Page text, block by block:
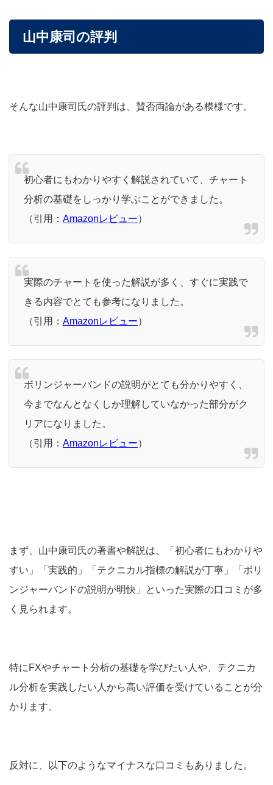
山中康司の評判
そんな山中康司氏の評判は、賛否両論がある模様です。
初心者にもわかりやすく解説されていて、チャート
分析の基礎をしっかり学ぶことができました。
（引用： Amazonレビュー）
実際のチャートを使った解説が多く、すぐに実践で
きる内容でとても参考になりました。
（引用： Amazonレビュー）
ボリンジャーバンドの説明がとても分かりやすく、
今までなんとなくしか理解していなかった部分がク
リアになりました。
（引用： Amazonレビュー）
まず、山中康司氏の著書や解説は、「初心者にもわかりや
すい」「実践的」「テクニカル指標の解説が丁寧」「ボリ
ンジャーバンドの説明が明快」といった実際の口コミが多
く見られます。
特にFXやチャート分析の基礎を学びたい人や、テクニカ
ル分析を実践したい人から高い評価を受けていることが分
かります。
反対に、以下のようなマイナスな口コミもありました。